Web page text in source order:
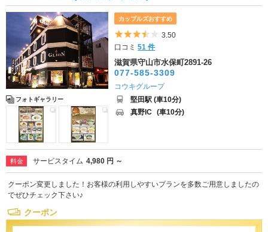
フォトギャラリー
カップルズおすすめ
5つ星のうち3.5
3.50
口コミ51 件
滋賀県守山市水保町2891-26
077-585-3309
コウキグループ
堅田駅 (車10分)
真野IC (車10分)
料金 サービスタイム 4,980 円 ～
クーポン変更しました！お客様の利用しやすいプランを多数ご用意しましたの
でぜひチェック下さい♪
クーポン